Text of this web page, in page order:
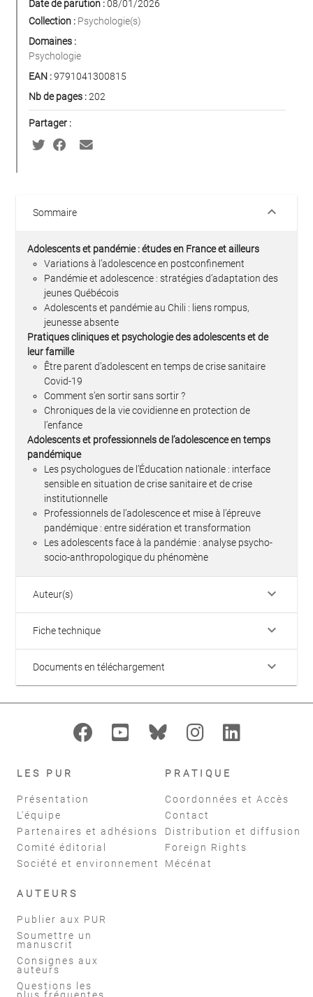
Date de parution :08/01/2026
Collection : Psychologie(s)
Domaines :
Psychologie
EAN :9791041300815
Nb de pages :202
Partager :
Sommaire keyboard_arrow_down
Adolescents et pandémie : études en France et ailleurs
Variations à l’adolescence en postconfinement
Pandémie et adolescence : stratégies d’adaptation des
jeunes Québécois
Adolescents et pandémie au Chili : liens rompus,
jeunesse absente
Pratiques cliniques et psychologie des adolescents et de
leur famille
Être parent d’adolescent en temps de crise sanitaire
Covid-19
Comment s’en sortir sans sortir ?
Chroniques de la vie covidienne en protection de
l’enfance
Adolescents et professionnels de l’adolescence en temps
pandémique
Les psychologues de l’Éducation nationale : interface
sensible en situation de crise sanitaire et de crise
institutionnelle
Professionnels de l’adolescence et mise à l’épreuve
pandémique : entre sidération et transformation
Les adolescents face à la pandémie : analyse psycho-
socio-anthropologique du phénomène
Auteur(s) keyboard_arrow_down
Fiche technique keyboard_arrow_down
Documents en téléchargement keyboard_arrow_down
LES PUR
Présentation
L'équipe
Partenaires et adhésions
Comité éditorial
Société et environnement
PRATIQUE
Coordonnées et Accès
Contact
Distribution et diffusion
Foreign Rights
Mécénat
AUTEURS
Publier aux PUR
Soumettre un
manuscrit
Consignes aux
auteurs
Questions les
plus fréquentes